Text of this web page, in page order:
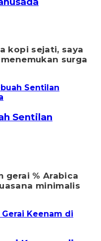
kopi sejati, saya
surga
Sentilan
gerai % Arabica
minimalis